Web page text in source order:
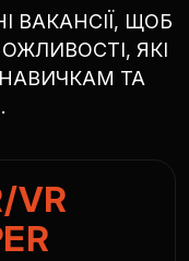
ВАКАНСІЇ, ЩОБ
ЯКІ
ТА
VR